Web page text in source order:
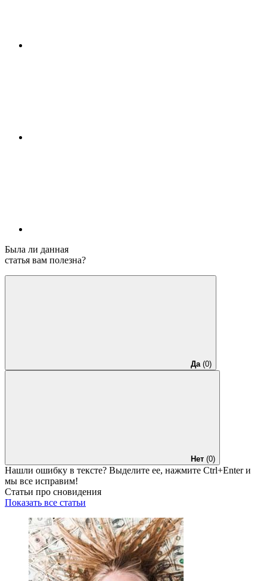
Была ли данная
статья вам полезна?
Да (0)
Нет (0)
Нашли ошибку в тексте? Выделите ее, нажмите Ctrl+Enterи
мы все исправим!
Статьи про сновидения
Показать все статьи